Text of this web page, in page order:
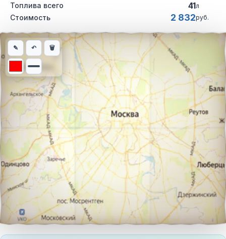
Топлива всего 41л
Стоимость 2 832руб.
Интерактивная карта автомобильного маршрута из города
✎ ↶ 🗑